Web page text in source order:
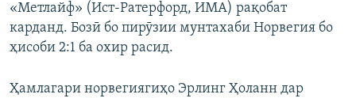
«Метлайф» (Ист-Ратерфорд, ИМА) рақобат
карданд. Бозӣ бо пирӯзии мунтахаби Норвегия бо
ҳисоби 2:1 ба охир расид.
Ҳамлагари норвегиягиҳо Эрлинг Ҳоланн дар